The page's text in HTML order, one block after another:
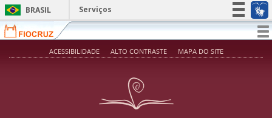
Pular para o conteúdo principal
BRASIL
Serviços
Simplifique!
Participe
ACESSIBILIDADE ALTO CONTRASTE MAPA DO SITE